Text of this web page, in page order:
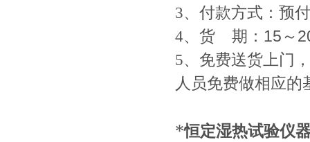
3、付款方式：预付
4、货 期： 15～
5、免费送货上门
人员免费做相应的
*恒定湿热试验仪